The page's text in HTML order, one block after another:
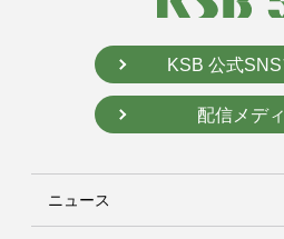
KSB 公式
配信メデ
ニュース